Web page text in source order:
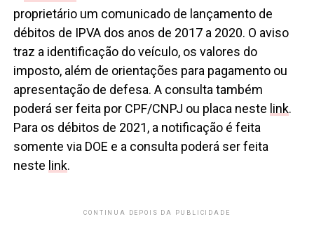
proprietário um comunicado de lançamento de
débitos de IPVA dos anos de 2017 a 2020. O aviso
traz a identificação do veículo, os valores do
imposto, além de orientações para pagamento ou
apresentação de defesa. A consulta também
poderá ser feita por CPF/CNPJ ou placa neste link.
Para os débitos de 2021, a notificação é feita
somente via DOE e a consulta poderá ser feita
neste link.
CONTINUA DEPOIS DA PUBLICIDADE